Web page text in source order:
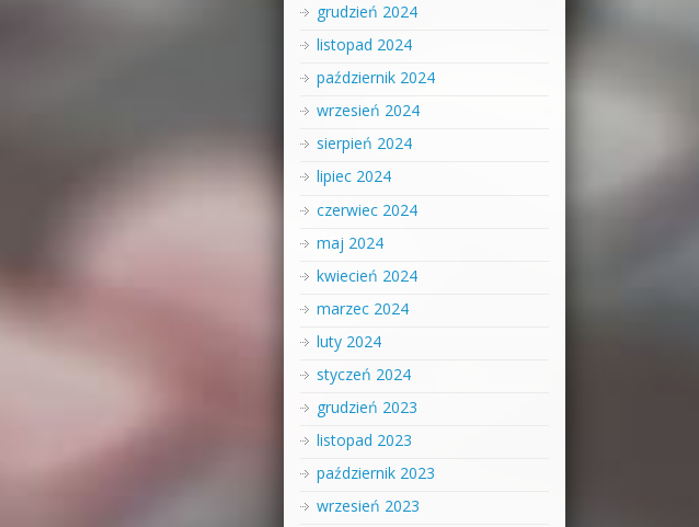
grudzień 2024
listopad 2024
październik 2024
wrzesień 2024
sierpień 2024
lipiec 2024
czerwiec 2024
maj 2024
kwiecień 2024
marzec 2024
luty 2024
styczeń 2024
grudzień 2023
listopad 2023
październik 2023
wrzesień 2023